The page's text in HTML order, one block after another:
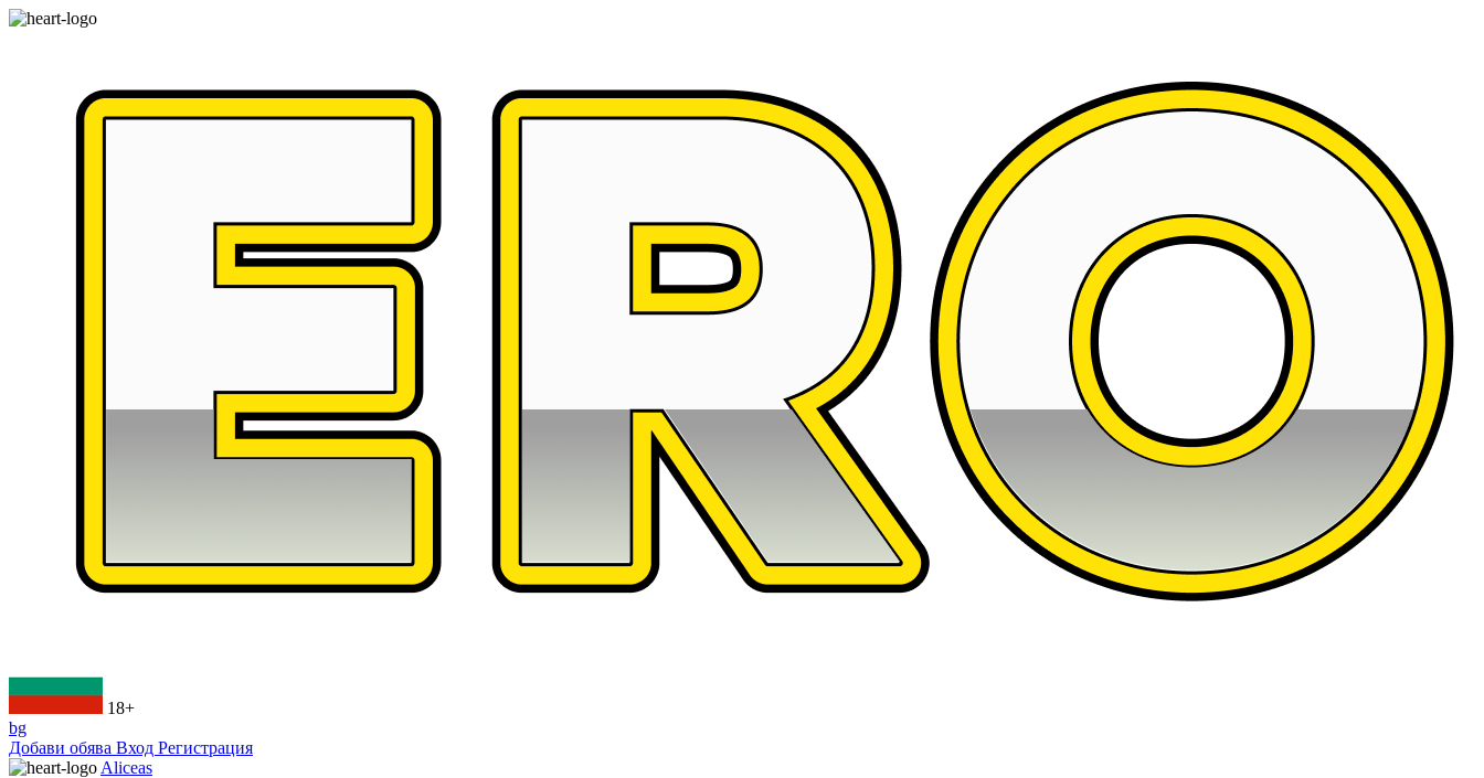
18+
bg
Добави обява Вход Регистрация
Aliceas